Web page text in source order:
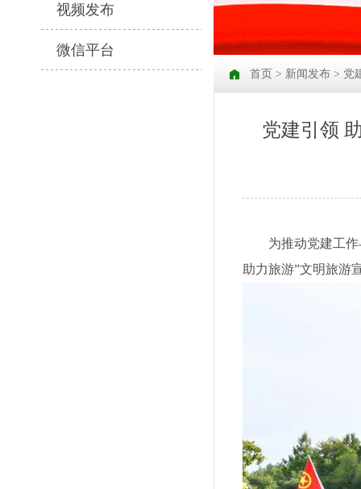
视频发布
微信平台
首页 > 新闻发布 > 党
党建引领
为推动党建工
助力旅游”文明旅游